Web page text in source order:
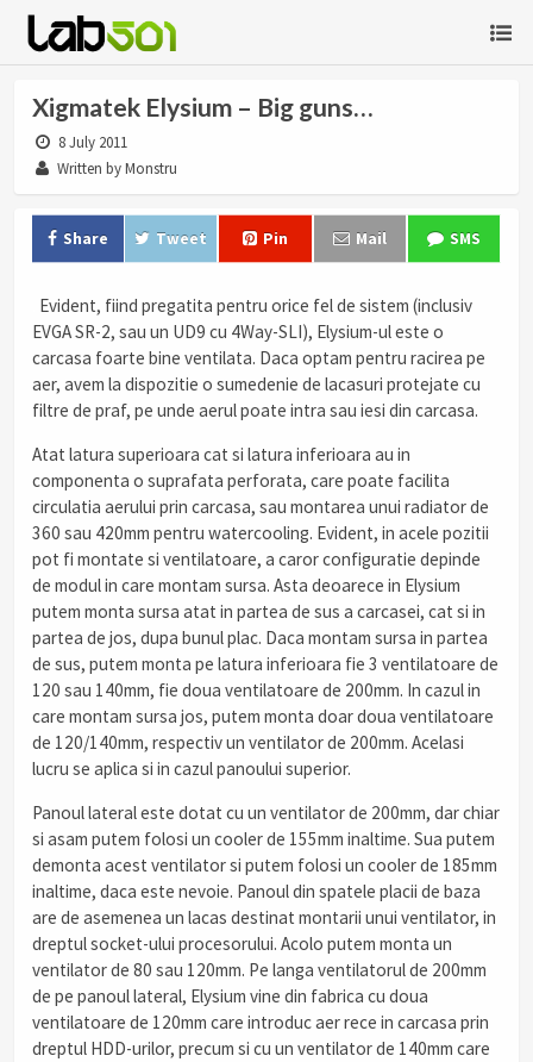
Xigmatek Elysium – Big guns…
8 July 2011
Written by Monstru
Share Tweet Pin Mail SMS
Evident, fiind pregatita pentru orice fel de sistem (inclusiv
EVGA SR-2, sau un UD9 cu 4Way-SLI), Elysium-ul este o
carcasa foarte bine ventilata. Daca optam pentru racirea pe
aer, avem la dispozitie o sumedenie de lacasuri protejate cu
filtre de praf, pe unde aerul poate intra sau iesi din carcasa.
Atat latura superioara cat si latura inferioara au in
componenta o suprafata perforata, care poate facilita
circulatia aerului prin carcasa, sau montarea unui radiator de
360 sau 420mm pentru watercooling. Evident, in acele pozitii
pot fi montate si ventilatoare, a caror configuratie depinde
de modul in care montam sursa. Asta deoarece in Elysium
putem monta sursa atat in partea de sus a carcasei, cat si in
partea de jos, dupa bunul plac. Daca montam sursa in partea
de sus, putem monta pe latura inferioara fie 3 ventilatoare de
120 sau 140mm, fie doua ventilatoare de 200mm. In cazul in
care montam sursa jos, putem monta doar doua ventilatoare
de 120/140mm, respectiv un ventilator de 200mm. Acelasi
lucru se aplica si in cazul panoului superior.
Panoul lateral este dotat cu un ventilator de 200mm, dar chiar
si asam putem folosi un cooler de 155mm inaltime. Sua putem
demonta acest ventilator si putem folosi un cooler de 185mm
inaltime, daca este nevoie. Panoul din spatele placii de baza
are de asemenea un lacas destinat montarii unui ventilator, in
dreptul socket-ului procesorului. Acolo putem monta un
ventilator de 80 sau 120mm. Pe langa ventilatorul de 200mm
de pe panoul lateral, Elysium vine din fabrica cu doua
ventilatoare de 120mm care introduc aer rece in carcasa prin
dreptul HDD-urilor, precum si cu un ventilator de 140mm care